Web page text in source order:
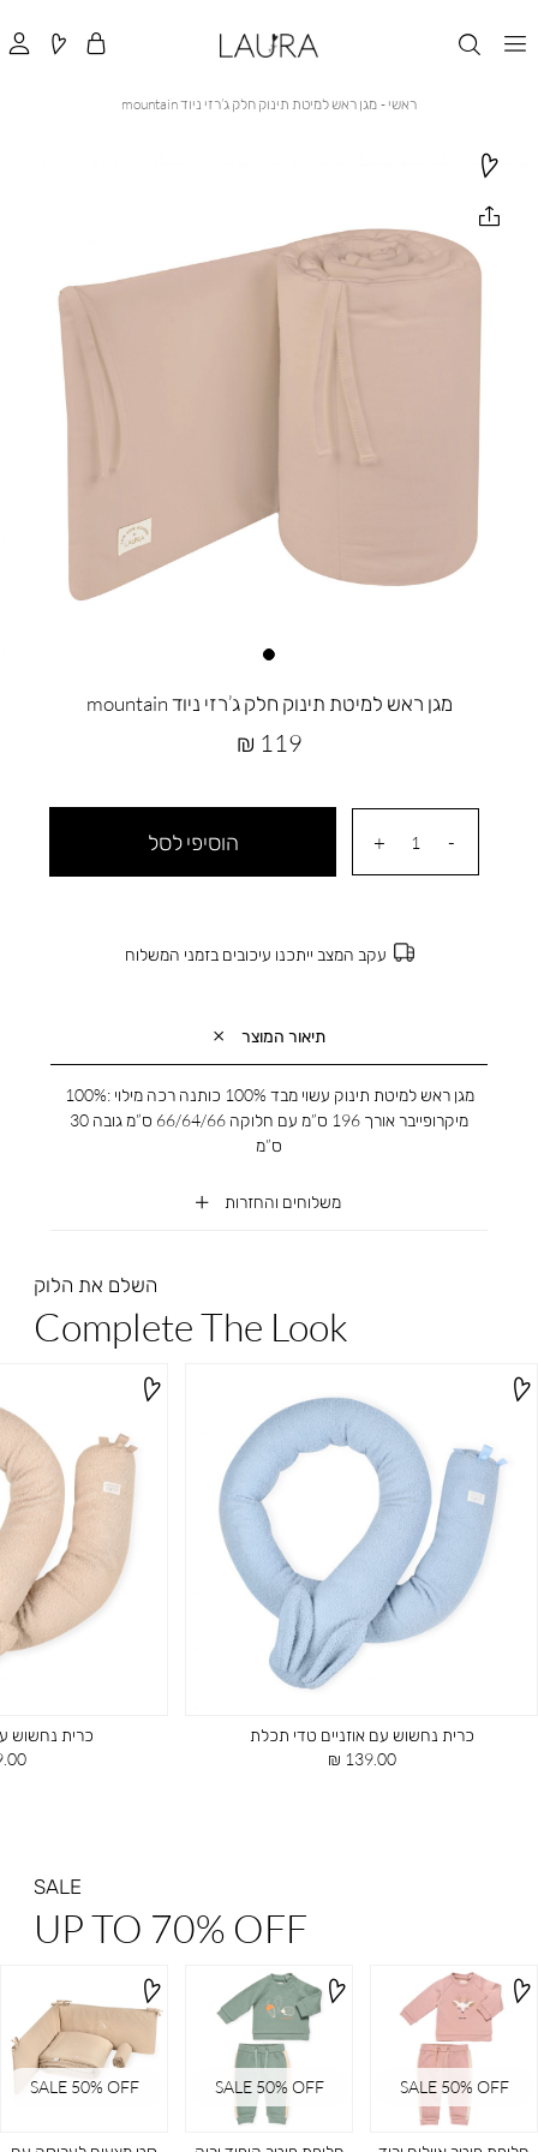
ראשי ראשי
מגן ראש למיטת תינוק חלק ג’רזי ניוד mountain
מגן ראש למיטת תינוק חלק ג’רזי ניוד mountain
מחיר
119 ₪
הוסיפי לסל
עקב המצב ייתכנו עיכובים בזמני המשלוח
תיאור המוצר
משלוחים והחזרות
מגן ראש למיטת תינוק עשוי מבד 100% כותנה רכה מילוי :100%
מיקרופייבר אורך 196 ס”מ עם חלוקה 66/64/66 ס”מ גובה 30
ס”מ
השלם את הלוק
Complete The Look
כרית נחשוש עם אוזניים טדי תכלת
מחיר
139.00 ₪
כרית נחשוש
₪
SALE
UP TO 70% OFF
SALE 50% OFF SALE 50% OFF SALE 50% OFF